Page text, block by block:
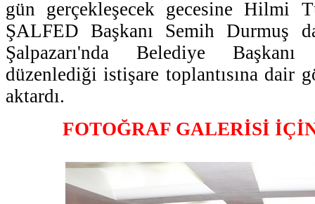
gün gerçekleşecek gecesine Hilmi
ŞALFED Başkanı Semih Durmuş
Şalpazarı'nda Belediye
düzenlediği istişare toplantısına dair
aktardı.
FOTOĞRAF GALERİSİ